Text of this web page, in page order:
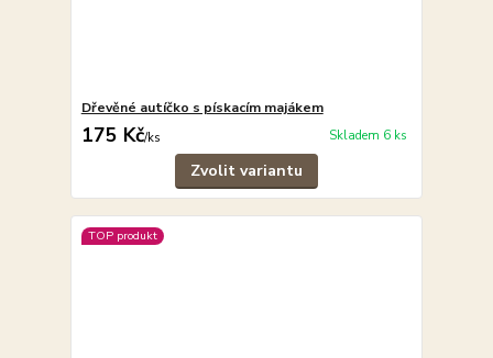
Dřevěné autíčko s pískacím majákem
175 Kč/ks Skladem 6 ks
Zvolit variantu
TOP produkt